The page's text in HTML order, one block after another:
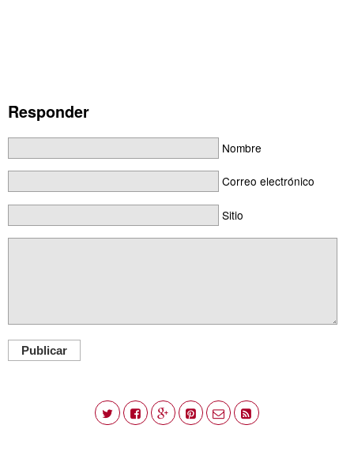
Responder
Nombre
Correo electrónico
Sitio
Publicar